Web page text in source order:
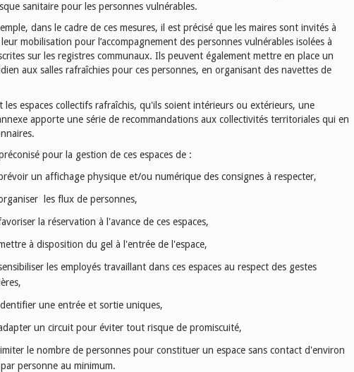
sanitaire pour les personnes vulnérables.
dans le cadre de ces mesures, il est précisé que les maires sont invités à
mobilisation pour l’accompagnement des personnes vulnérables isolées à
sur les registres communaux. Ils peuvent également mettre en place un
aux salles rafraîchies pour ces personnes, en organisant des navettes de
les espaces collectifs rafraîchis, qu'ils soient intérieurs ou extérieurs, une
apporte une série de recommandations aux collectivités territoriales qui en
pour la gestion de ces espaces de :
un affichage physique et/ou numérique des consignes à respecter,
les flux de personnes,
la réservation à l'avance de ces espaces,
à disposition du gel à l'entrée de l'espace,
les employés travaillant dans ces espaces au respect des gestes
une entrée et sortie uniques,
un circuit pour éviter tout risque de promiscuité,
limiter le nombre de personnes pour constituer un espace sans contact d'environ
par personne au minimum.